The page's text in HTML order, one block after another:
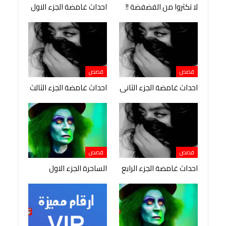
لا تكثروا من الفضفضة !! احداث غامضة الجزء الاول
قصص
احداث غامضة الجزء الثانى
قصص
احداث غامضة الجزء الثالث
قصص
احداث غامضة الجزء الرابع
قصص
الساحرة الجزء الاول